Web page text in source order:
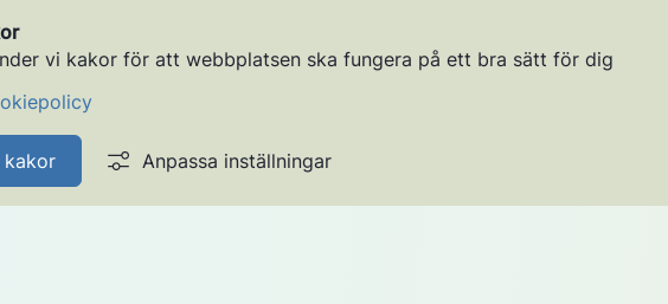
vi kakor för att webbplatsen ska fungera på ett bra sätt för dig
kakor Anpassa inställningar